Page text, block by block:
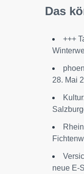
Das
+++
28. Mai
neue E-